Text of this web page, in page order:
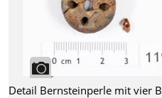
Detail Bernsteinperle mit vier